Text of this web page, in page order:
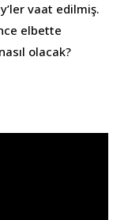
vaat edilmiş.
elbette
olacak?